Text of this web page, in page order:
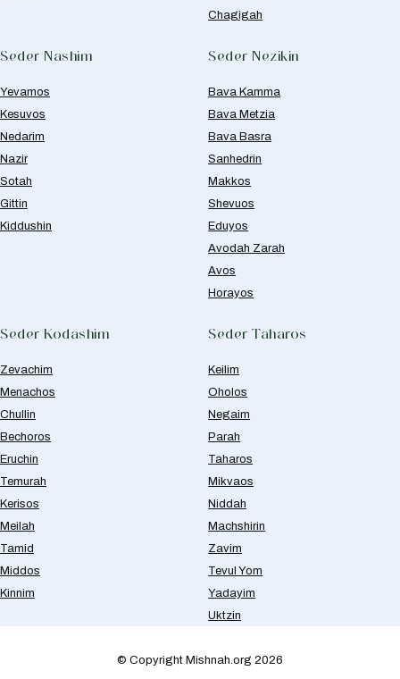
Chagigah
Seder Nashim
Yevamos
Kesuvos
Nedarim
Nazir
Sotah
Gittin
Kiddushin
Seder Nezikin
Bava Kamma
Bava Metzia
Bava Basra
Sanhedrin
Makkos
Shevuos
Eduyos
Avodah Zarah
Avos
Horayos
Seder Kodashim
Zevachim
Menachos
Chullin
Bechoros
Eruchin
Temurah
Kerisos
Meilah
Tamid
Middos
Kinnim
Seder Taharos
Keilim
Oholos
Negaim
Parah
Taharos
Mikvaos
Niddah
Machshirin
Zavim
Tevul Yom
Yadayim
Uktzin
© Copyright Mishnah.org 2026